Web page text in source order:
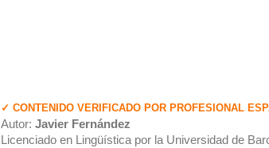
✓ CONTENIDO VERIFICADO POR PROFESIONAL
Autor: Javier Fernández
Licenciado en Lingüística por la Universidad de